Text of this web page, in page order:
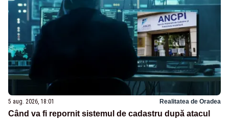
5 aug. 2026, 18:01 Realitatea de Oradea
Când va fi repornit sistemul de cadastru după atacul